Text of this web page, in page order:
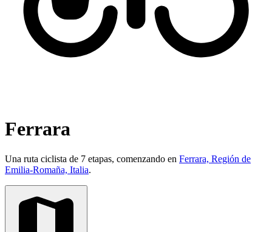
Ferrara
Una ruta ciclista de 7 etapas, comenzando en Ferrara, Región de
Emilia-Romaña, Italia.